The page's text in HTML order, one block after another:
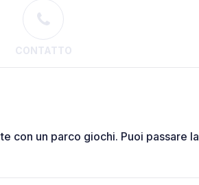
CONTATTO
con un parco giochi. Puoi passare la